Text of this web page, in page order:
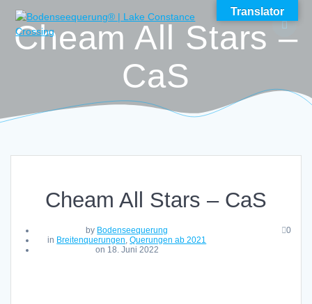
to
Cheam All Stars –
CaS
Cheam All Stars – CaS
by Bodenseequerung
in Breitenquerungen,Querungen ab 2021
on 18. Juni 2022
0
Translator